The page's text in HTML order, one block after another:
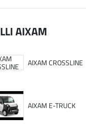
AIXAM
AIXAM CROSSLINE
AIXAM E-TRUCK